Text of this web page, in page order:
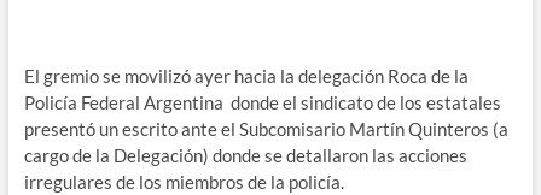
El gremio se movilizó ayer hacia la delegación Roca de la
Policía Federal Argentina donde el sindicato de los estatales
presentó un escrito ante el Subcomisario Martín Quinteros (a
cargo de la Delegación) donde se detallaron las acciones
irregulares de los miembros de la policía.